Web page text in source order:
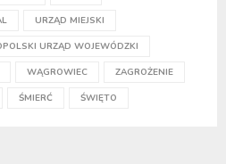
URZĄD MIEJSKI
URZĄD WOJEWÓDZKI
WĄGROWIEC ZAGROŻENIE
ŚMIERĆ ŚWIĘTO